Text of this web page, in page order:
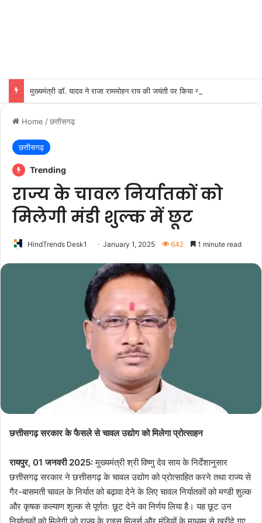
मुख्यमंत्री डॉ. यादव ने राजा राममोहन राय की जयंती पर किया नमन
Home /छत्तीसगढ़
छत्तीसगढ़
Trending
राज्य के चावल निर्यातकों को
मिलेगी मंडी शुल्क में छूट
HindTrends Desk1 January 1, 2025 642 1 minute read
छत्तीसगढ़ सरकार के फैसले से चावल उद्योग को मिलेगा प्रोत्साहन
रायपुर, 01 जनवरी 2025:मुख्यमंत्री श्री विष्णु देव साय के निर्देशानुसार
छत्तीसगढ़ सरकार ने छत्तीसगढ़ के चावल उद्योग को प्रोत्साहित करने तथा राज्य से
गैर-बासमती चावल के निर्यात को बढ़ावा देने के लिए चावल निर्यातकों को मण्डी शुल्क
और कृषक कल्याण शुल्क से पूर्णतः छूट देने का निर्णय लिया है। यह छूट उन